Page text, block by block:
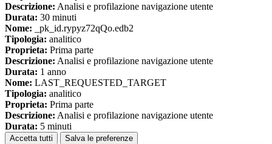
Descrizione: Analisi e profilazione navigazione utente
Durata: 30 minuti
Nome: _pk_id.rypyz72qQo.edb2
Tipologia: analitico
Proprieta: Prima parte
Descrizione: Analisi e profilazione navigazione utente
Durata: 1 anno
Nome: LAST_REQUESTED_TARGET
Tipologia: analitico
Proprieta: Prima parte
Descrizione: Analisi e profilazione navigazione utente
Durata: 5 minuti
Accetta tutti Salva le preferenze